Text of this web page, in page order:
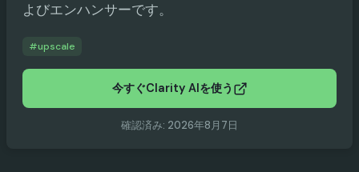
よびエンハンサーです。
#upscale
今すぐClarity AIを使う
確認済み: 2026年8月7日